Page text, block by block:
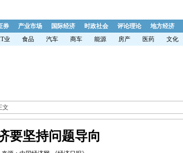
券 产业市场 国际经济 时政社会 评论理论 地方经济
业 食品 汽车 商车 能源 房产 医药 文化
文
要坚持问题导向